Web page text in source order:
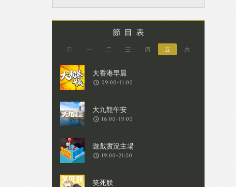
節目表
日 一 二 三 四 五 六
09:00-11:00
16:00-19:00
19:00-21:00